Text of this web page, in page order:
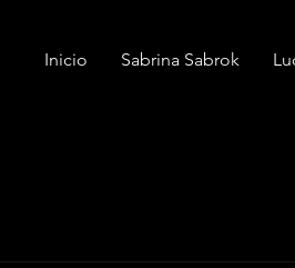
Inicio Sabrina Sabrok